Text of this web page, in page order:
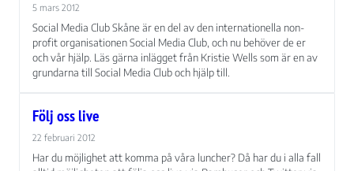
5 mars 2012
Social Media Club Skåne är en del av den internationella non-
profit organisationen Social Media Club, och nu behöver de er
och vår hjälp. Läs gärna inlägget från Kristie Wells som är en av
grundarna till Social Media Club och hjälp till.
Följ oss live
22 februari 2012
Har du möjlighet att komma på våra luncher? Då har du i alla fall